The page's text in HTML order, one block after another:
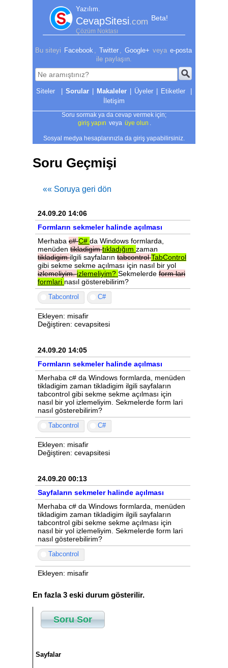
Yazılım.
CevapSitesi.com Beta!
Çözüm Noktası
Bu siteyi Facebook Twitter Google+ veya e-posta
ile paylaşın.
| Sorular | Makaleler | Üyeler | Etiketler
|
İletişim
Soru sormak ya da cevap vermek için;
giriş yapın veya üye olun
Sosyal medya hesaplarınızla da giriş yapabilirsiniz.
Soru Geçmişi
«« Soruya geri dön
24.09.20 14:06
Formların sekmeler halinde açılması
Merhaba c#C# da Windows formlarda,
menüden tikladigimtıkladığım zaman
tikladigimilgili sayfaların tabcontrolTabControl
gibi sekme sekme açılması için nasıl bir yol
izlemeliyim.izlemeliyim? Sekmelerde formlari
formlari nasıl gösterebilirim?
Tabcontrol C#
Ekleyen: misafir
Değiştiren: cevapsitesi
24.09.20 14:05
Formların sekmeler halinde açılması
Merhaba c# da Windows formlarda, menüden
tikladigim zaman tikladigim ilgili sayfaların
tabcontrol gibi sekme sekme açılması için
nasıl bir yol izlemeliyim. Sekmelerde form lari
nasıl gösterebilirim?
Tabcontrol C#
Ekleyen: misafir
Değiştiren: cevapsitesi
24.09.20 00:13
Sayfaların sekmeler halinde açılması
Merhaba c# da Windows formlarda, menüden
tikladigim zaman tikladigim ilgili sayfaların
tabcontrol gibi sekme sekme açılması için
nasıl bir yol izlemeliyim. Sekmelerde form lari
nasıl gösterebilirim?
Tabcontrol
Ekleyen: misafir
En fazla 3 eski durum gösterilir.
Soru Sor
Sayfalar